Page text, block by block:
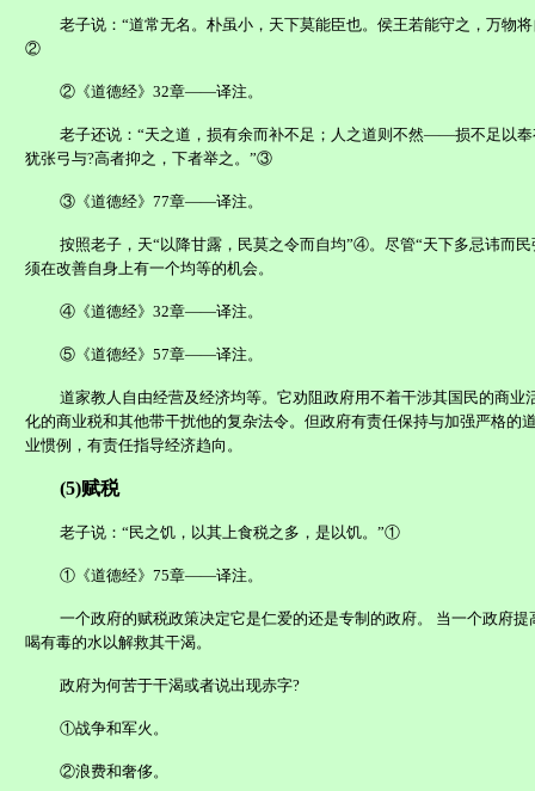
老子说：“道常无名。朴虽小，天下莫能臣也。侯王若能守之，万物
②
②《道德经》 32章——译注。
老子还说：“天之道，损有余而补不足；人之道则不然——损不足以奉
犹张弓与?高者抑之，下者举之。”③
③《道德经》 77章——译注。
按照老子，天“以降甘露，民莫之令而自均”④。尽管“天下多忌讳而
须在改善自身上有一个均等的机会。
④《道德经》 32章——译注。
⑤《道德经》 57章——译注。
道家教人自由经营及经济均等。它劝阻政府用不着干涉其国民的商业
化的商业税和其他带干扰他的复杂法令。但政府有责任保持与加强严格的
业惯例，有责任指导经济趋向。
(5)赋税
老子说：“民之饥，以其上食税之多，是以饥。”①
①《道德经》 75章——译注。
一个政府的赋税政策决定它是仁爱的还是专制的政府。
当一个政府提
喝有毒的水以解救其干渴。
政府为何苦于干渴或者说出现赤字?
①战争和军火。
②浪费和奢侈。